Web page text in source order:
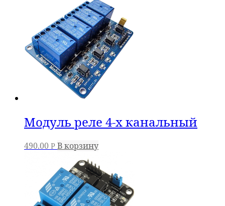
Модуль реле 4-х канальный
490.00 Р В корзину